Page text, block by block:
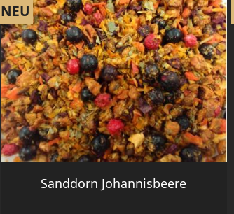
Vorschau
Sanddorn Johannisbeere
NEU